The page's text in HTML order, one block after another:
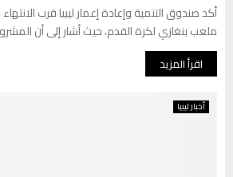
أكد صندوق التنمية وإعادة إعمار ليبيا قرب
ملعب بنغازي لكرة القدم، حيث أشار إلى أن
اقرأ المزيد
أخبار ليبيا